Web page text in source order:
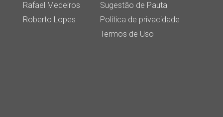
Rafael Medeiros
Roberto Lopes
Sugestão de Pauta
Política de privacidade
Termos de Uso